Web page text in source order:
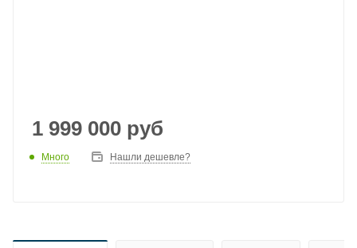
1 999 000 руб
Много Нашли дешевле?